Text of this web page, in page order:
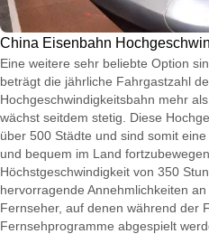
China Eisenbahn
Eine weitere sehr beliebte Option
beträgt die jährliche Fahrgastzahl
Hochgeschwindigkeitsbahn mehr
wächst seitdem stetig. Diese
über 500 Städte und sind somit
und bequem im Land
Höchstgeschwindigkeit von 350
hervorragende Annehmlichkeiten
Fernseher, auf denen während der
Fernsehprogramme abgespielt